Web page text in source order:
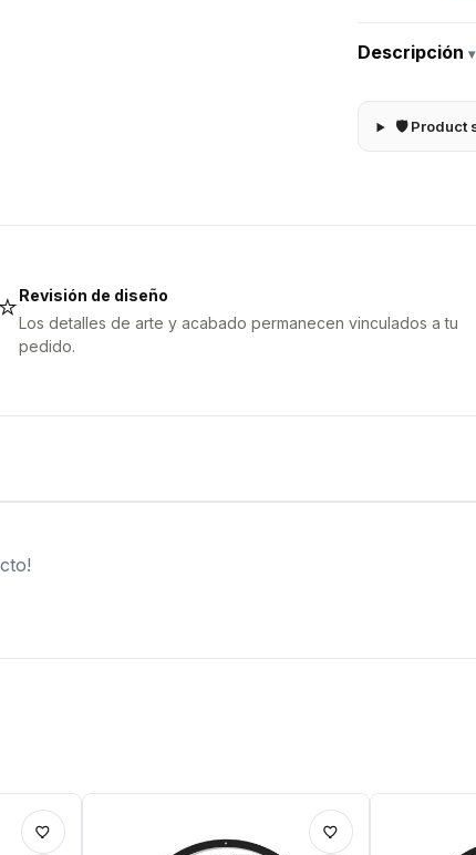
Descripción▾
🛡 Product
Revisión de diseño
Los detalles de arte y acabado permanecen vinculados a tu
pedido.